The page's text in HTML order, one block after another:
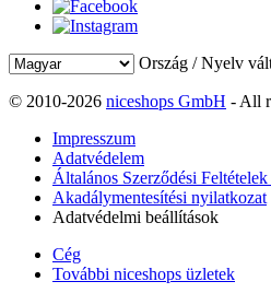
Ország / Nyelv
© 2010-2026 niceshops GmbH - All
Impresszum
Adatvédelem
Általános Szerződési
Akadálymentesítési nyilatkozat
Adatvédelmi beállítások
Cég
További niceshops üzletek